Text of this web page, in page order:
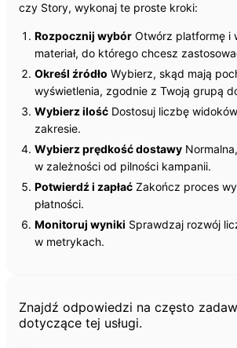
czy Story, wykonaj te proste kroki:
Rozpocznij wybór Otwórz platformę i
materiał, do którego chcesz
Określ źródło Wybierz, skąd mają
wyświetlenia, zgodnie z Twoją grupą
Wybierz ilość Dostosuj liczbę
zakresie.
Wybierz prędkość dostawy
w zależności od pilności kampanii.
Potwierdź i zapłać Zakończ proces
płatności.
Monitoruj wyniki Sprawdzaj rozwój
w metrykach.
Często zadawane
Znajdź odpowiedzi na często
dotyczące tej usługi.